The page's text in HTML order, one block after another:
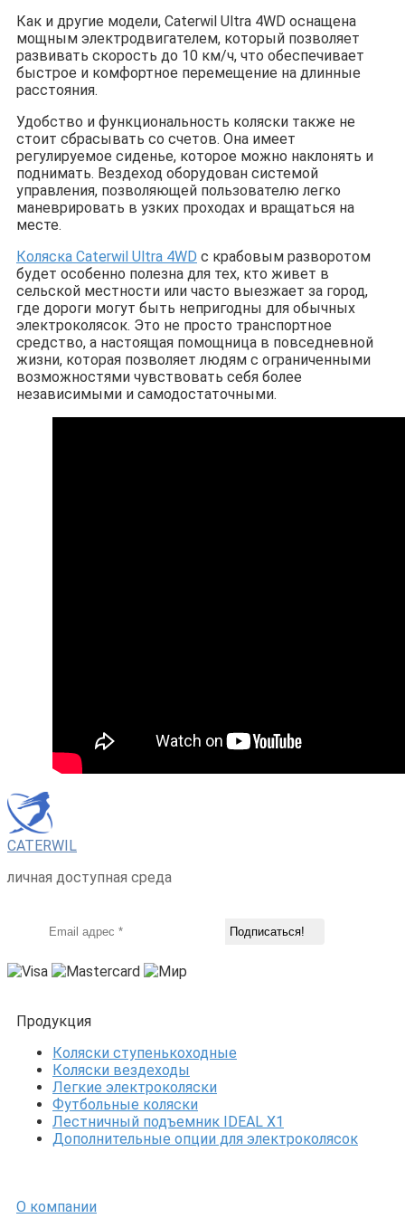
Как и другие модели, Caterwil Ultra 4WD оснащена
мощным электродвигателем, который позволяет
развивать скорость до 10 км/ч, что обеспечивает
быстрое и комфортное перемещение на длинные
расстояния.
Удобство и функциональность коляски также не
стоит сбрасывать со счетов. Она имеет
регулируемое сиденье, которое можно наклонять и
поднимать. Вездеход оборудован системой
управления, позволяющей пользователю легко
маневрировать в узких проходах и вращаться на
месте.
Коляска Caterwil Ultra 4WD с крабовым разворотом
будет особенно полезна для тех, кто живет в
сельской местности или часто выезжает за город,
где дороги могут быть непригодны для обычных
электроколясок. Это не просто транспортное
средство, а настоящая помощница в повседневной
жизни, которая позволяет людям с ограниченными
возможностями чувствовать себя более
независимыми и самодостаточными.
CATERWIL
личная доступная среда
Продукция
Коляски ступенькоходные
Коляски вездеходы
Легкие электроколяски
Футбольные коляски
Лестничный подъемник IDEAL X1
Дополнительные опции для электроколясок
О компании